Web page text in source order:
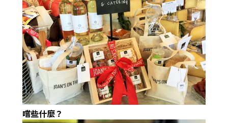
嚐些什麼？